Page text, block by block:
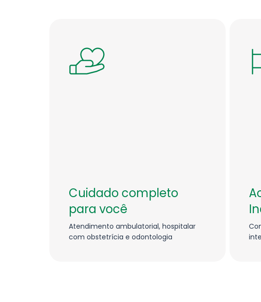
Cuidado completo
para você
Atendimento ambulatorial, hospitalar
com obstetrícia e odontologia